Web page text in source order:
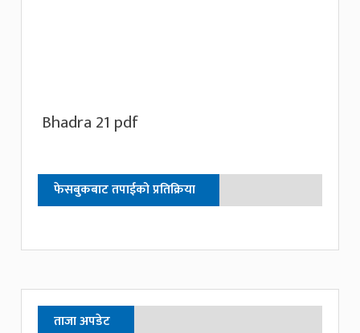
Bhadra 21 pdf
फेसबुकबाट तपाईको प्रतिक्रिया
ताजा अपडेट